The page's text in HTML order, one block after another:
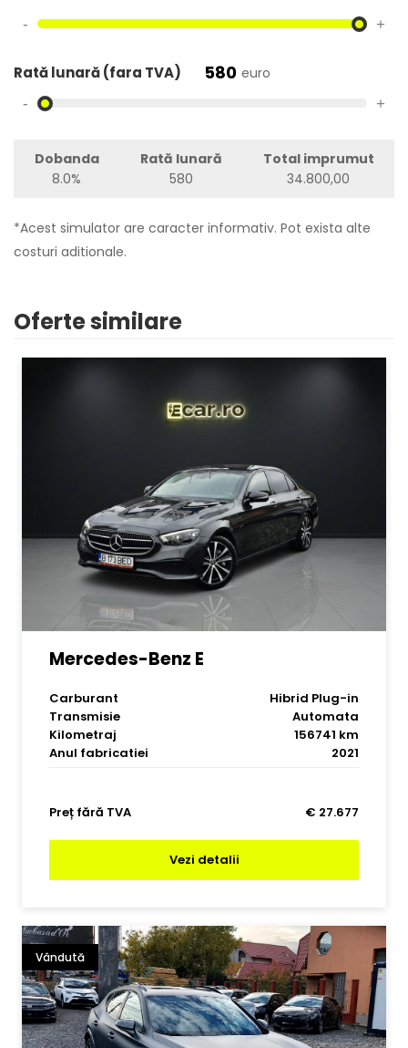
- +
Rată lunară (fara TVA) 580 euro
- +
Dobanda
8.0%
Rată lunară
580
Total imprumut
34.800,00
*Acest simulator are caracter informativ. Pot exista alte
costuri aditionale.
Oferte similare
Mercedes-Benz E
Carburant
Hibrid Plug-in
Transmisie
Automata
Kilometraj
156741 km
Anul fabricatiei
2021
Preț fără TVA € 27.677
Vezi detalii
Vândută